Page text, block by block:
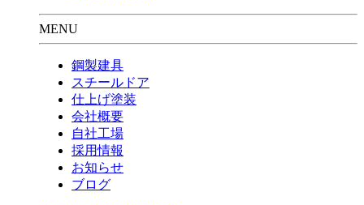
MENU
鋼製建具
スチールドア
仕上げ塗装
会社概要
自社工場
採用情報
お知らせ
ブログ